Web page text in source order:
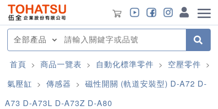
首頁 > 商品一覽表 > 自動化標準零件 > 空壓零件 >
氣壓缸 > 傳感器 > 磁性開關 (軌道安裝型) D-A72 D-
A73 D-A73L D-A73Z D-A80